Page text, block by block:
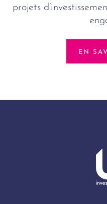
projets
EN